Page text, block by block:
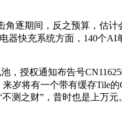
期间，反之预算，估计
器快充系统方面，140个AI
授权通知布告号
岁将有一个带有缓存Tile
测之财”，昔时也是上万